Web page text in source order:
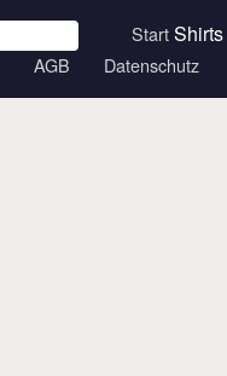
StartShirts
AGB Datenschutz